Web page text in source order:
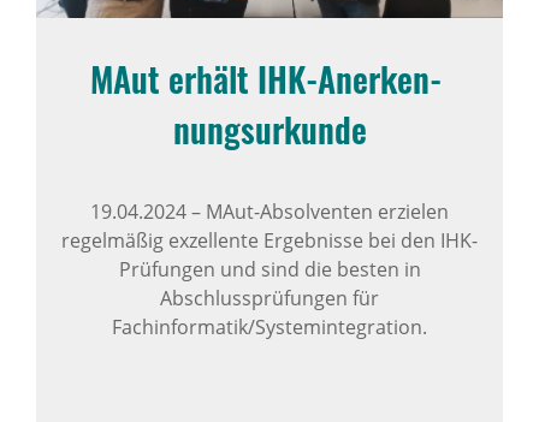
MAut erhält IHK-Aner­ken­
nungs­ur­kunde
19.04.2024– MAut-Absolventen erzielen
regelmäßig exzellente Ergebnisse bei den IHK-
Prüfungen und sind die besten in
Abschlussprüfungen für
Fachinformatik/Systemintegration.